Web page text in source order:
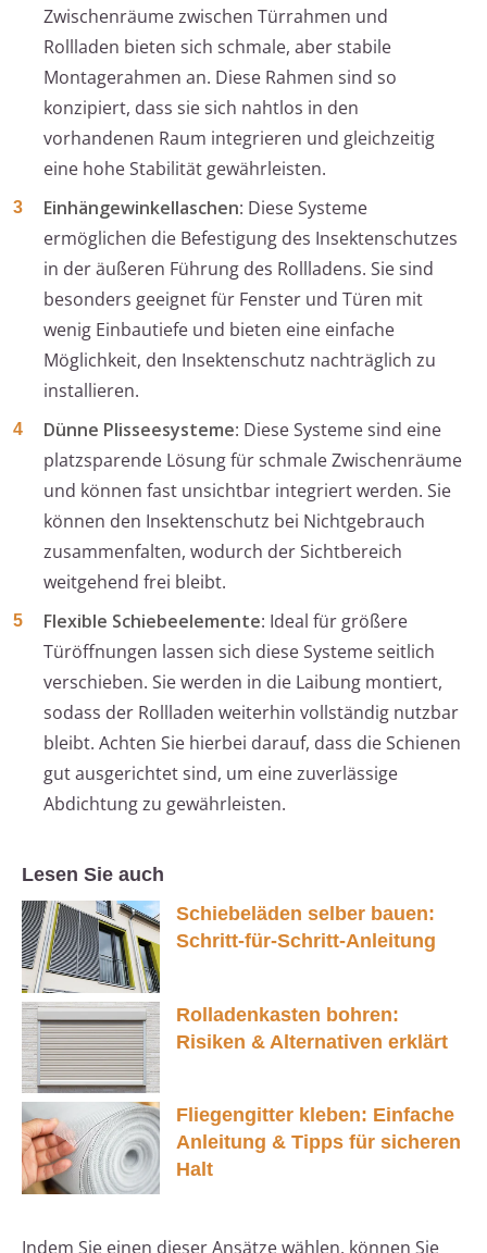
Zwischenräume zwischen Türrahmen und
Rollladen bieten sich schmale, aber stabile
Montagerahmen an. Diese Rahmen sind so
konzipiert, dass sie sich nahtlos in den
vorhandenen Raum integrieren und gleichzeitig
eine hohe Stabilität gewährleisten.
Einhängewinkellaschen: Diese Systeme
ermöglichen die Befestigung des Insektenschutzes
in der äußeren Führung des Rollladens. Sie sind
besonders geeignet für Fenster und Türen mit
wenig Einbautiefe und bieten eine einfache
Möglichkeit, den Insektenschutz nachträglich zu
installieren.
Dünne Plisseesysteme: Diese Systeme sind eine
platzsparende Lösung für schmale Zwischenräume
und können fast unsichtbar integriert werden. Sie
können den Insektenschutz bei Nichtgebrauch
zusammenfalten, wodurch der Sichtbereich
weitgehend frei bleibt.
Flexible Schiebeelemente: Ideal für größere
Türöffnungen lassen sich diese Systeme seitlich
verschieben. Sie werden in die Laibung montiert,
sodass der Rollladen weiterhin vollständig nutzbar
bleibt. Achten Sie hierbei darauf, dass die Schienen
gut ausgerichtet sind, um eine zuverlässige
Abdichtung zu gewährleisten.
Lesen Sie auch
Schiebeläden selber bauen:
Schritt-für-Schritt-Anleitung
Rolladenkasten bohren:
Risiken & Alternativen erklärt
Fliegengitter kleben: Einfache
Anleitung & Tipps für sicheren
Halt
Indem Sie einen dieser Ansätze wählen, können Sie